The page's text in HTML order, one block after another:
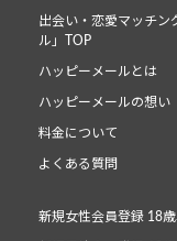
出会い・恋愛マッチン
ル」TOP
ハッピーメールとは
ハッピーメールの想い
料金について
よくある質問
新規女性会員登録 18